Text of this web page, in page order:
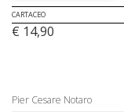
CARTACEO
€ 14,90
Pier Cesare Notaro